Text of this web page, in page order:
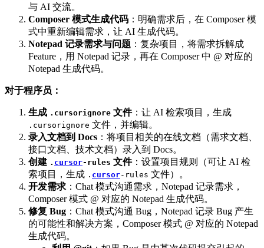
与 AI 交流。
Composer 模式生成代码 ：明确需求后，在 Composer 模
式中重新编辑需求，让 AI 生成代码。
Notepad 记录需求与问题 ：复杂项目，将需求拆解成
Feature，用 Notepad 记录，再在 Composer 中 @ 对应的
Notepad 生成代码。
对于程序员：
生成 .cursorignore 文件：让 AI 检索项目，生成
.cursorignore 文件，并编辑。
录入文档到 Docs ：将项目相关的在线文档（需求文档、
接口文档、技术文档）录入到 Docs。
创建 . cursor-rules 文件：设置项目规则（可让 AI 检
索项目，生成 . cursor-rules 文件）。
开发需求 ：Chat 模式沟通需求，Notepad 记录需求，
Composer 模式 @ 对应的 Notepad 生成代码。
修复 Bug ：Chat 模式沟通 Bug，Notepad 记录 Bug 产生
的可能性和解决方案，Composer 模式 @ 对应的 Notepad
生成代码。